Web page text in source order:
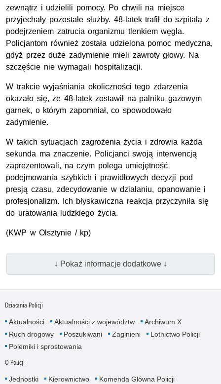
zewnątrz i udzielili pomocy. Po chwili na miejsce
przyjechały pozostałe służby. 48-latek trafił do szpitala z
podejrzeniem zatrucia organizmu tlenkiem węgla.
Policjantom również została udzielona pomoc medyczna,
gdyż przez duże zadymienie mieli zawroty głowy. Na
szczęście nie wymagali hospitalizacji.
W trakcie wyjaśniania okoliczności tego zdarzenia
okazało się, że 48-latek zostawił na palniku gazowym
garnek, o którym zapomniał, co spowodowało
zadymienie.
W takich sytuacjach zagrożenia życia i zdrowia każda
sekunda ma znaczenie. Policjanci swoją interwencją
zaprezentowali, na czym polega umiejętność
podejmowania szybkich i prawidłowych decyzji pod
presją czasu, zdecydowanie w działaniu, opanowanie i
profesjonalizm. Ich błyskawiczna reakcja przyczyniła się
do uratowania ludzkiego życia.
(KWP w Olsztynie / kp)
↓ Pokaż informacje dodatkowe ↓
Działania Policji
Aktualności Aktualności z województw
Archiwum X
Ruch drogowy
Poszukiwani Zaginieni
Lotnictwo Policji
Polemiki i sprostowania
O Policji
Jednostki Kierownictwo
Komenda Główna Policji